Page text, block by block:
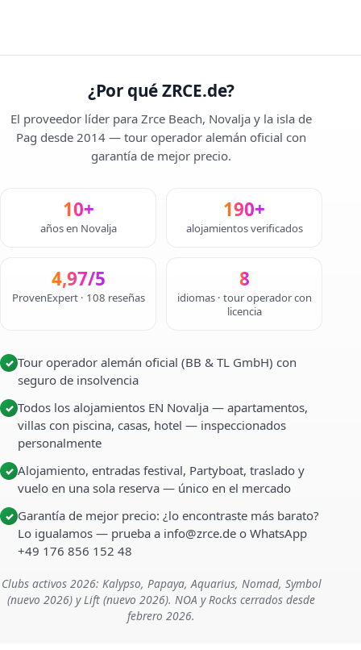
¿Por qué ZRCE.de?
El proveedor líder para Zrce Beach, Novalja y la isla de
Pag desde 2014 — tour operador alemán oficial con
garantía de mejor precio.
10+
años en Novalja
190+
alojamientos verificados
4,97/5
ProvenExpert · 108 reseñas
8
idiomas · tour operador con
licencia
✓ Tour operador alemán oficial (BB & TL GmbH) con
seguro de insolvencia
✓ Todos los alojamientos EN Novalja — apartamentos,
villas con piscina, casas, hotel — inspeccionados
personalmente
✓ Alojamiento, entradas festival, Partyboat, traslado y
vuelo en una sola reserva — único en el mercado
✓ Garantía de mejor precio: ¿lo encontraste más barato?
Lo igualamos — prueba a info@zrce.de o WhatsApp
+49 176 856 152 48
Clubs activos 2026: Kalypso, Papaya, Aquarius, Nomad, Symbol
(nuevo 2026) y Lift (nuevo 2026). NOA y Rocks cerrados desde
febrero 2026.